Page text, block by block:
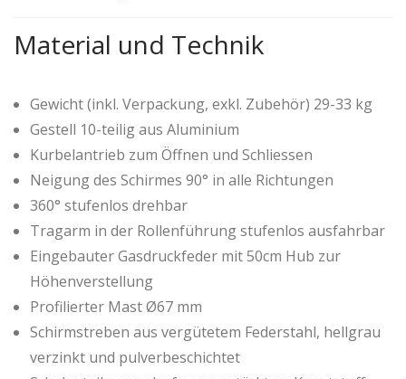
Material und Technik
Gewicht (inkl. Verpackung, exkl. Zubehör) 29-33 kg
Gestell 10-teilig aus Aluminium
Kurbelantrieb zum Öffnen und Schliessen
Neigung des Schirmes 90° in alle Richtungen
360° stufenlos drehbar
Tragarm in der Rollenführung stufenlos ausfahrbar
Eingebauter Gasdruckfeder mit 50cm Hub zur
Höhenverstellung
Profilierter Mast Ø67 mm
Schirmstreben aus vergütetem Federstahl, hellgrau
verzinkt und pulverbeschichtet